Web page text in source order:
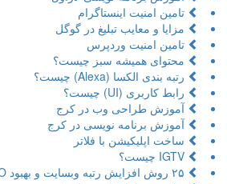
تامین امنیت اینستاگرام
مزایا و معایب تبلیغ در گوگل
تامین امنیت وردپرس
محتوای همیشه سبز چیست؟
رتبه بندی الکسا (Alexa) چیست؟
رابط کاربری (UI) چیست؟
آموزش طراحی وب در کرج
آموزش برنامه نویسی در کرج
ساخت اپلیکیشن با فلاتر
IGTV چیست؟
۲۵ روش افزایش رتبه وبسایت و بهبود SEO آن